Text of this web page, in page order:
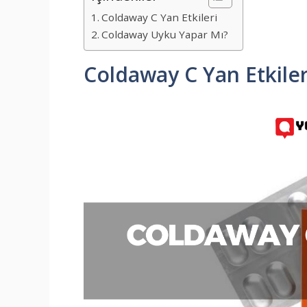
Coldaway C Yan Etkileri
Coldaway Uyku Yapar Mı?
Coldaway C Yan